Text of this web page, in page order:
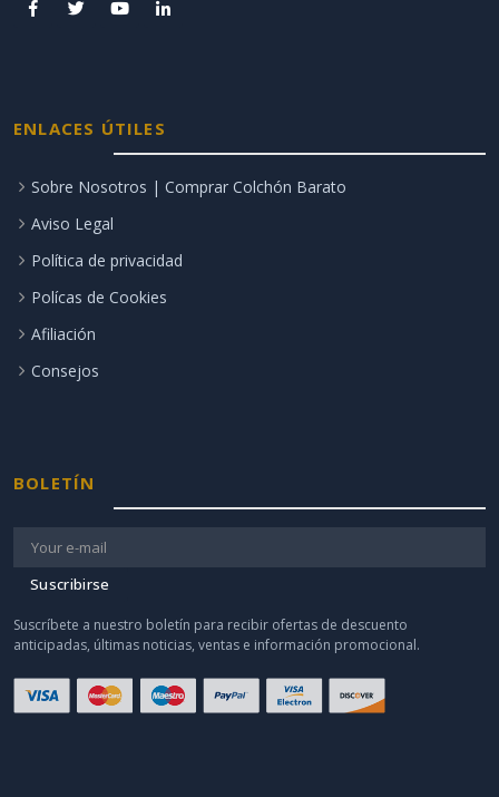
ENLACES ÚTILES
Sobre Nosotros | Comprar Colchón Barato
Aviso Legal
Política de privacidad
Polícas de Cookies
Afiliación
Consejos
BOLETÍN
Suscribirse
Suscríbete a nuestro boletín para recibir ofertas de descuento
anticipadas, últimas noticias, ventas e información promocional.